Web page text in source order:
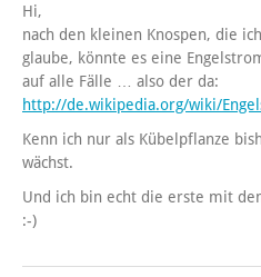
Hi,
nach den kleinen Knospen, die
glaube, könnte es eine
auf alle Fälle … also der da:
http://de.wikipedia.org/wiki/
Kenn ich nur als Kübelpflanze
wächst.
Und ich bin echt die erste mit
:-)